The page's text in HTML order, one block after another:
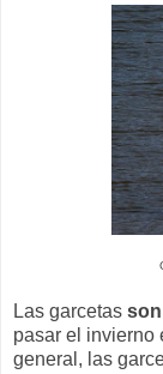
Las garcetas
pasar el invierno
general, las